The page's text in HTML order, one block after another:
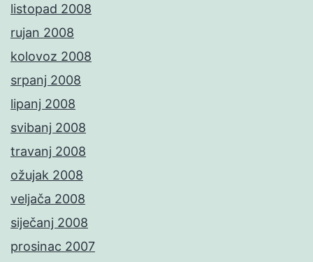
listopad 2008
rujan 2008
kolovoz 2008
srpanj 2008
lipanj 2008
svibanj 2008
travanj 2008
ožujak 2008
veljača 2008
siječanj 2008
prosinac 2007